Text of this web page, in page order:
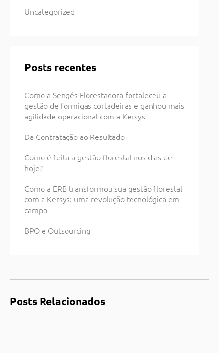
Uncategorized
Posts recentes
Como a Sengés Florestadora fortaleceu a
gestão de formigas cortadeiras e ganhou mais
agilidade operacional com a Kersys
Da Contratação ao Resultado
Como é feita a gestão florestal nos dias de
hoje?
Como a ERB transformou sua gestão florestal
com a Kersys: uma revolução tecnológica em
campo
BPO e Outsourcing
Posts Relacionados